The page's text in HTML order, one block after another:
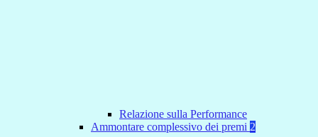
Relazione sulla Performance
Ammontare complessivo dei premi 2